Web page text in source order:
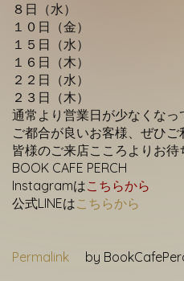
８日（水）
１０日（金）
１５日（水）
１６日（木）
２２日（水）
２３日（木）
通常より営業日が少なくな
ご都合が良いお客様、ぜひご
皆様のご来店こころよりお待
BOOK CAFE PERCH
Instagramはこちらから
公式LINEはこちらから
Permalink by